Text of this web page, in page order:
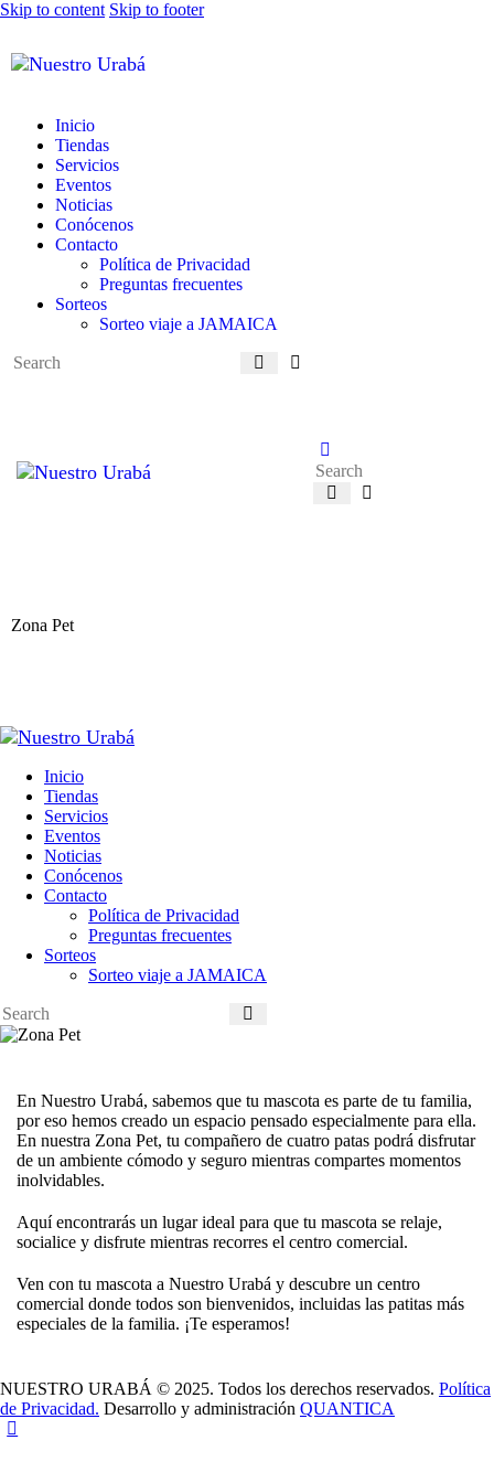
Skip to content Skip to footer
Inicio
Tiendas
Servicios
Eventos
Noticias
Conócenos
Contacto
Política de Privacidad
Preguntas frecuentes
Sorteos
Sorteo viaje a JAMAICA
Zona Pet
Inicio
Tiendas
Servicios
Eventos
Noticias
Conócenos
Contacto
Política de Privacidad
Preguntas frecuentes
Sorteos
Sorteo viaje a JAMAICA
En Nuestro Urabá, sabemos que tu mascota es parte de tu familia,
por eso hemos creado un espacio pensado especialmente para ella.
En nuestra Zona Pet, tu compañero de cuatro patas podrá disfrutar
de un ambiente cómodo y seguro mientras compartes momentos
inolvidables.
Aquí encontrarás un lugar ideal para que tu mascota se relaje,
socialice y disfrute mientras recorres el centro comercial.
Ven con tu mascota a Nuestro Urabá y descubre un centro
comercial donde todos son bienvenidos, incluidas las patitas más
especiales de la familia. ¡Te esperamos!
NUESTRO URABÁ © 2025. Todos los derechos reservados. Política
de Privacidad. Desarrollo y administración QUANTICA